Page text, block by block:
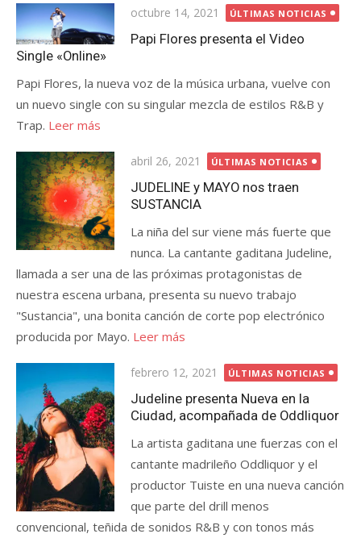
Publicada
el
octubre 14, 2021 ÚLTIMAS NOTICIAS
Papi Flores presenta el Video
Single «Online»
Papi Flores, la nueva voz de la música urbana, vuelve con
un nuevo single con su singular mezcla de estilos R&B y
Trap. Leer más
Publicada
el
abril 26, 2021 ÚLTIMAS NOTICIAS
JUDELINE y MAYO nos traen
SUSTANCIA
La niña del sur viene más fuerte que
nunca. La cantante gaditana Judeline,
llamada a ser una de las próximas protagonistas de
nuestra escena urbana, presenta su nuevo trabajo
"Sustancia", una bonita canción de corte pop electrónico
producida por Mayo. Leer más
Publicada
el
febrero 12, 2021 ÚLTIMAS NOTICIAS
Judeline presenta Nueva en la
Ciudad, acompañada de Oddliquor
La artista gaditana une fuerzas con el
cantante madrileño Oddliquor y el
productor Tuiste en una nueva canción
que parte del drill menos
convencional, teñida de sonidos R&B y con tonos más